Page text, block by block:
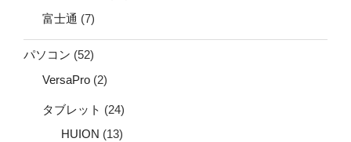
富士通 (7)
パソコン (52)
VersaPro (2)
タブレット (24)
HUION (13)